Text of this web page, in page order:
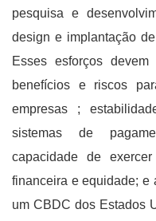
pesquisa e
design e implantação
Esses esforços
benefícios e riscos
empresas ;
sistemas de
capacidade de
financeira e equidade; e
um CBDC dos Estados